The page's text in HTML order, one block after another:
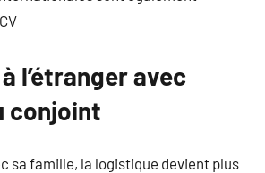
l’étranger avec
conjoint
sa famille, la logistique devient plus